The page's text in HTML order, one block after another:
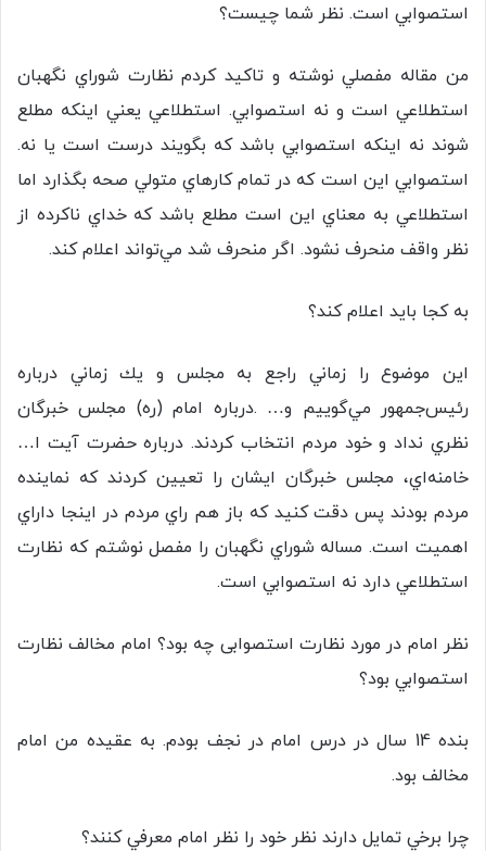
استصوابي است. نظر شما چيست؟
من مقاله مفصلي نوشته و تاكيد كردم نظارت شوراي نگهبان
استطلاعي است و نه استصوابي. استطلاعي يعني اينكه مطلع
شوند نه اينكه استصوابي باشد كه بگويند درست است يا نه.
استصوابي اين است كه در تمام كارهاي متولي صحه بگذارد اما
استطلاعي به معناي اين است مطلع باشد كه خداي ناكرده از
نظر واقف منحرف نشود. اگر منحرف شد مي‌تواند اعلام كند.
به كجا بايد اعلام كند؟
اين موضوع را زماني راجع به مجلس و يك زماني درباره
رئيس‌جمهور مي‌گوييم و… .درباره امام (ره) مجلس خبرگان
نظري نداد و خود مردم انتخاب كردند. درباره حضرت آیت ا…
خامنه‌اي، مجلس خبرگان ايشان را تعيين كردند كه نماينده
مردم بودند پس دقت كنيد كه باز هم راي مردم در اينجا داراي
اهميت است. مساله شوراي نگهبان را مفصل نوشتم كه نظارت
استطلاعي دارد نه استصوابي است.
نظر امام در مورد نظارت استصوابی چه بود؟ امام مخالف نظارت
استصوابي بود؟
بنده 14 سال در درس امام در نجف بودم. به عقیده من امام
مخالف بود.
چرا برخي تمايل دارند نظر خود را نظر امام معرفي كنند؟